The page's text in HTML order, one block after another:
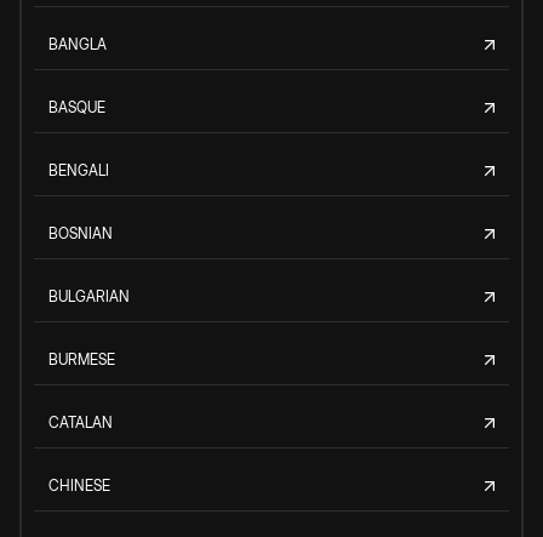
BANGLA
BASQUE
BENGALI
BOSNIAN
BULGARIAN
BURMESE
CATALAN
CHINESE